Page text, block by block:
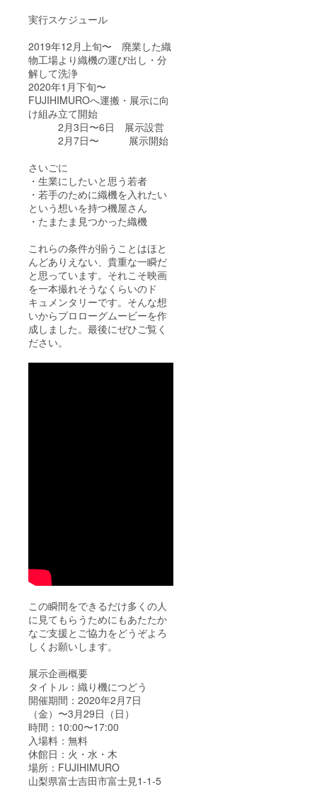
実行スケジュール
2019年12月上旬〜 廃業した織
物工場より織機の運び出し・分
解して洗浄
2020年1月下旬〜
FUJIHIMUROへ運搬・展示に向
け組み立て開始
2月3日〜6日 展示設営
2月7日〜 展示開始
さいごに
・生業にしたいと思う若者
・若手のために織機を入れたい
という想いを持つ機屋さん
・たまたま見つかった織機
これらの条件が揃うことはほと
んどありえない、貴重な一瞬だ
と思っています。それこそ映画
を一本撮れそうなくらいのド
キュメンタリーです。そんな想
いからプロローグムービーを作
成しました。最後にぜひご覧く
ださい。
この瞬間をできるだけ多くの人
に見てもらうためにもあたたか
なご支援とご協力をどうぞよろ
しくお願いします。
展示企画概要
タイトル：織り機につどう
開催期間：2020年2月7日
（金）〜3月29日（日）
時間：10:00〜17:00
入場料：無料
休館日：火・水・木
場所：FUJIHIMURO
山梨県富士吉田市富士見1-1-5